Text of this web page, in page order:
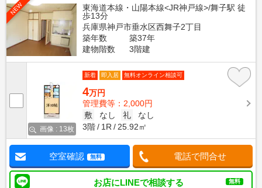
NEW
東海道本線・山陽本線<JR神戸線>/舞子駅 徒
歩13分
兵庫県神戸市垂水区西舞子2丁目
築年数
築37年
建物階数
3階建
画像 : 13枚
新着 即入居 無料オンライン相談可
4万円
管理費等：2,000円
敷
なし 礼
なし
3階
1R 25.92㎡
空室確認 無料 電話で問合せ
お店にLINEで相談する 無料